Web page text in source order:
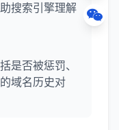
搜索引擎理解
是否被惩罚、
域名历史对